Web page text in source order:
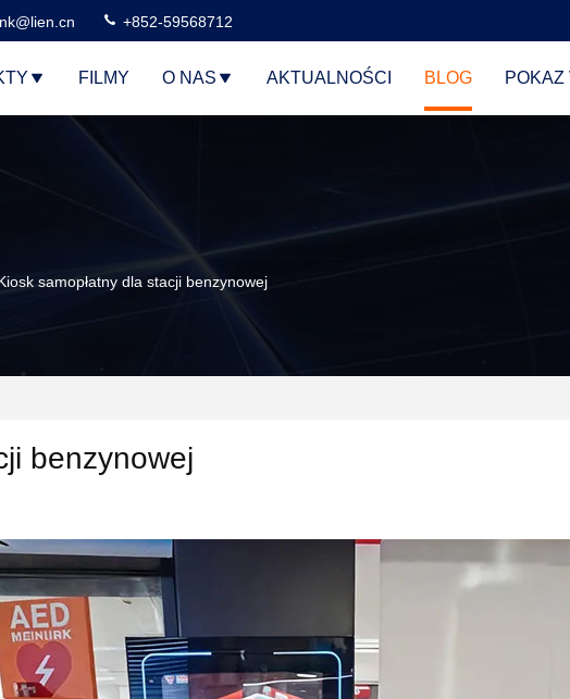
+852-59568712
FILMY O NAS AKTUALNOŚCI BLOG POKAZ
samopłatny dla stacji benzynowej
benzynowej